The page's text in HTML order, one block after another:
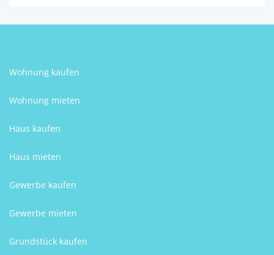
Wohnung kaufen
Wohnung mieten
Haus kaufen
Haus mieten
Gewerbe kaufen
Gewerbe mieten
Grundstück kaufen